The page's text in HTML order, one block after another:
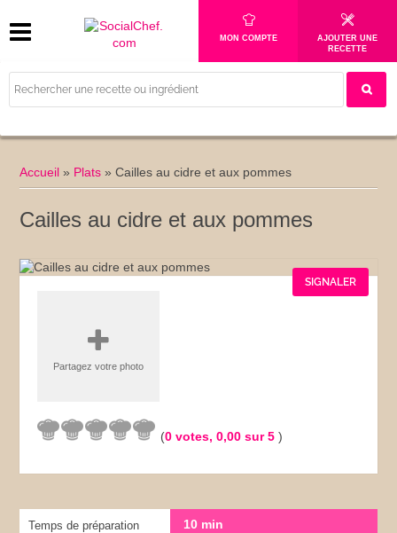
MON COMPTE
AJOUTER UNE
RECETTE
Accueil » Plats »Cailles au cidre et aux pommes
Cailles au cidre et aux pommes
SIGNALER
Partagez votre photo
(0 votes,0,00 sur 5)
Temps de préparation 10 min